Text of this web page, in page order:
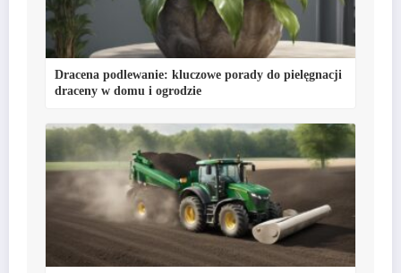
Dracena podlewanie: kluczowe porady do pielęgnacji
draceny w domu i ogrodzie